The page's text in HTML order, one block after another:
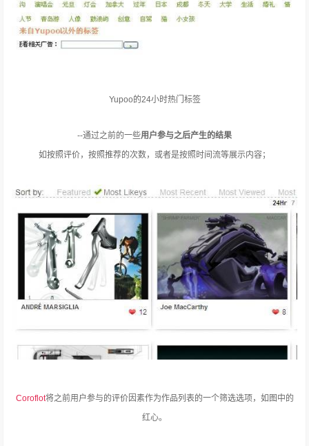
Yupoo的24小时热门标签
--通过之前的一些用户参与之后产生的结果
如按照评价，按照推荐的次数，或者是按照时间流等展示内容；
Coroflot将之前用户参与的评价因素作为作品列表的一个筛选选项，如图中的
红心。